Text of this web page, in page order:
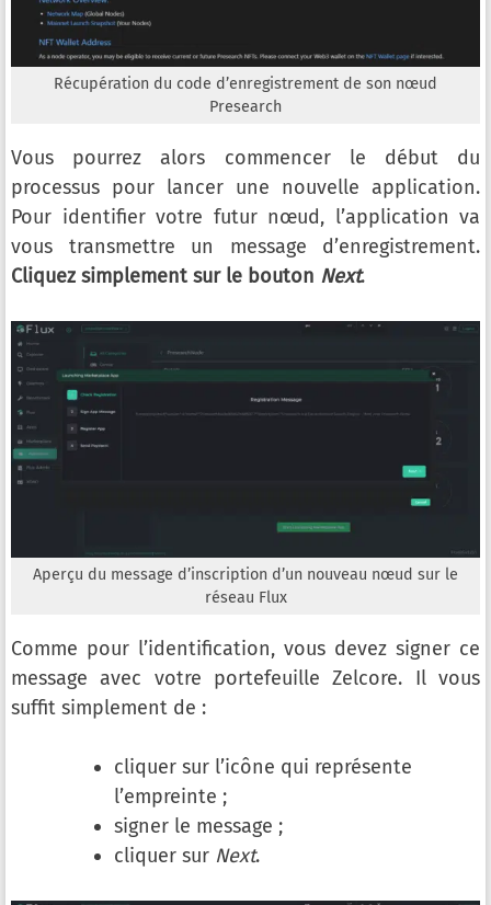
Récupération du code d’enregistrement de son nœud
Presearch
Vous pourrez alors commencer le début du
processus pour lancer une nouvelle application.
Pour identifier votre futur nœud, l’application va
vous transmettre un message d’enregistrement.
Cliquez simplement sur le bouton Next.
Aperçu du message d’inscription d’un nouveau nœud sur le
réseau Flux
Comme pour l’identification, vous devez signer ce
message avec votre portefeuille Zelcore. Il vous
suffit simplement de :
cliquer sur l’icône qui représente
l’empreinte ;
signer le message ;
cliquer sur Next.